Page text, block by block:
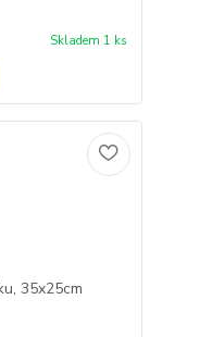
Skladem 1 ks